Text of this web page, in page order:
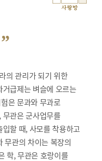
”
사랑방
의 관리가 되기 위한
급제는 벼슬에 오르는
은 문과와 무과로
관은 군사업무를
할 때, 사모를 착용하고
무관의 차이는 복장의
학, 무관은 호랑이를